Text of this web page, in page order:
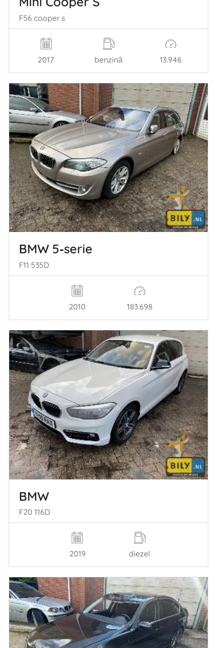
F56 cooper s
2017 benzină 13.946
BMW 5‑serie
F11 535D
2010 183.698
BMW
F20 116D
2019 diezel